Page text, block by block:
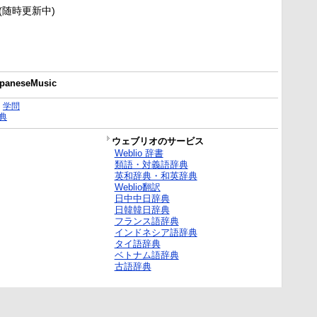
時更新中)
学問
ウェブリオのサービス
Weblio 辞書
類語・対義語辞典
英和辞典・和英辞典
Weblio翻訳
日中中日辞典
日韓韓日辞典
フランス語辞典
インドネシア語辞典
タイ語辞典
ベトナム語辞典
古語辞典